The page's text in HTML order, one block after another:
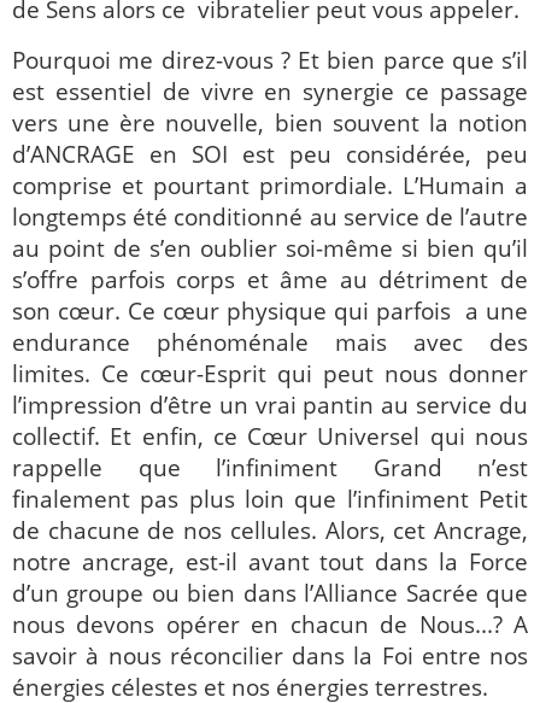
de Sens alors ce vibratelier peut vous appeler.
Pourquoi me direz-vous ? Et bien parce que s’il
est essentiel de vivre en synergie ce passage
vers une ère nouvelle, bien souvent la notion
d’ANCRAGE en SOI est peu considérée, peu
comprise et pourtant primordiale. L’Humain a
longtemps été conditionné au service de l’autre
au point de s’en oublier soi-même si bien qu’il
s’offre parfois corps et âme au détriment de
son cœur. Ce cœur physique qui parfois a une
endurance phénoménale mais avec des
limites. Ce cœur-Esprit qui peut nous donner
l’impression d’être un vrai pantin au service du
collectif. Et enfin, ce Cœur Universel qui nous
rappelle que l’infiniment Grand n’est
finalement pas plus loin que l’infiniment Petit
de chacune de nos cellules. Alors, cet Ancrage,
notre ancrage, est-il avant tout dans la Force
d’un groupe ou bien dans l’Alliance Sacrée que
nous devons opérer en chacun de Nous...? A
savoir à nous réconcilier dans la Foi entre nos
énergies célestes et nos énergies terrestres.